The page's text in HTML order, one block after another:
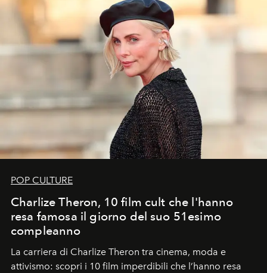
POP CULTURE
Charlize Theron, 10 film cult che l'hanno
resa famosa il giorno del suo 51esimo
compleanno
La carriera di Charlize Theron tra cinema, moda e
attivismo: scopri i 10 film imperdibili che l’hanno resa